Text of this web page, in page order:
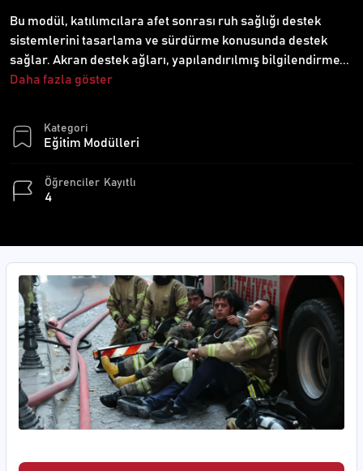
Bu modül, katılımcılara afet sonrası ruh sağlığı destek
sistemlerini tasarlama ve sürdürme konusunda destek
sağlar. Akran destek ağları, yapılandırılmış bilgilendirme...
Daha fazla göster
Kategori
Eğitim Modülleri
4
Öğrenciler Kayıtlı